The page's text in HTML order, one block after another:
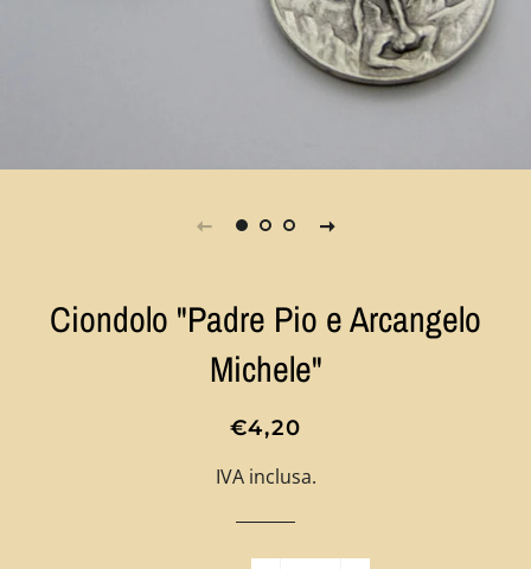
Ciondolo "Padre Pio e Arcangelo
Michele"
Prezzo
listino
Prezzo
€4,20
IVA inclusa.